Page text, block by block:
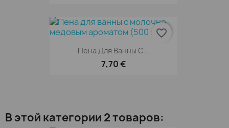
Пена Для Ванны С...
7,70 €
favorite_border
В этой категории 2 товаров: